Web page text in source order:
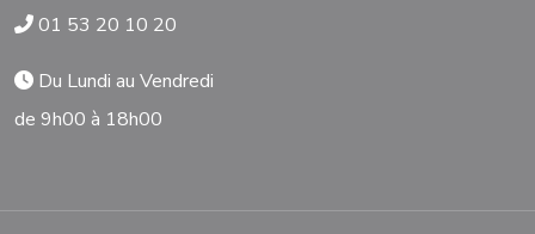
01 53 20 10 20
Du Lundi au Vendredi
de 9h00 à 18h00